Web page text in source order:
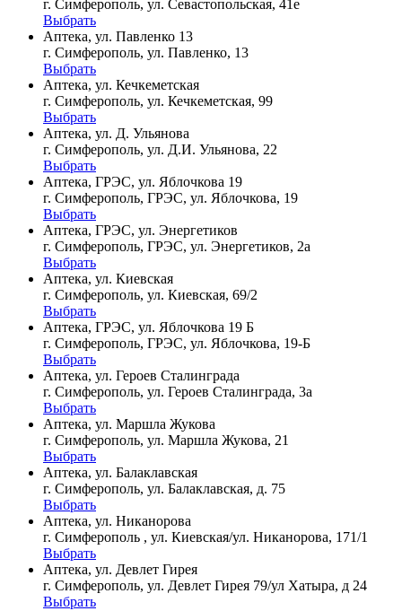
г. Симферополь, ул. Севастопольская, 41е
Выбрать
Аптека, ул. Павленко 13
г. Симферополь, ул. Павленко, 13
Выбрать
Аптека, ул. Кечкеметская
г. Симферополь, ул. Кечкеметская, 99
Выбрать
Аптека, ул. Д. Ульянова
г. Симферополь, ул. Д.И. Ульянова, 22
Выбрать
Аптека, ГРЭС, ул. Яблочкова 19
г. Симферополь, ГРЭС, ул. Яблочкова, 19
Выбрать
Аптека, ГРЭС, ул. Энергетиков
г. Симферополь, ГРЭС, ул. Энергетиков, 2а
Выбрать
Аптека, ул. Киевская
г. Симферополь, ул. Киевская, 69/2
Выбрать
Аптека, ГРЭС, ул. Яблочкова 19 Б
г. Симферополь, ГРЭС, ул. Яблочкова, 19-Б
Выбрать
Аптека, ул. Героев Сталинграда
г. Симферополь, ул. Героев Сталинграда, 3а
Выбрать
Аптека, ул. Маршла Жукова
г. Симферополь, ул. Маршла Жукова, 21
Выбрать
Аптека, ул. Балаклавская
г. Симферополь, ул. Балаклавская, д. 75
Выбрать
Аптека, ул. Никанорова
г. Симферополь , ул. Киевская/ул. Никанорова, 171/1
Выбрать
Аптека, ул. Девлет Гирея
г. Симферополь, ул. Девлет Гирея 79/ул Хатыра, д 24
Выбрать